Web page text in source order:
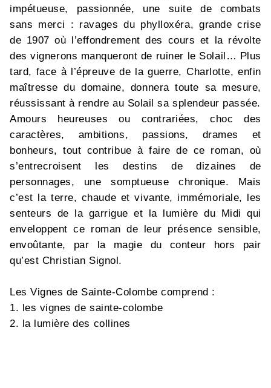
impétueuse, passionnée, une suite de combats
sans merci : ravages du phylloxéra, grande crise
de 1907 où l’effondrement des cours et la révolte
des vignerons manqueront de ruiner le Solail… Plus
tard, face à l’épreuve de la guerre, Charlotte, enfin
maîtresse du domaine, donnera toute sa mesure,
réussissant à rendre au Solail sa splendeur passée.
Amours heureuses ou contrariées, choc des
caractères, ambitions, passions, drames et
bonheurs, tout contribue à faire de ce roman, où
s’entrecroisent les destins de dizaines de
personnages, une somptueuse chronique. Mais
c’est la terre, chaude et vivante, immémoriale, les
senteurs de la garrigue et la lumière du Midi qui
enveloppent ce roman de leur présence sensible,
envoûtante, par la magie du conteur hors pair
qu’est Christian Signol.
Les Vignes de Sainte-Colombe comprend :
1. les vignes de sainte-colombe
2. la lumière des collines